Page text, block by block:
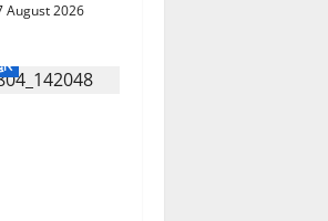
August 2026